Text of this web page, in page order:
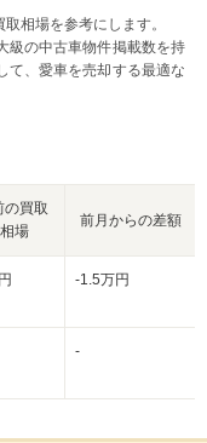
相場を参考にします。
級の中古車物件掲載数を持
て、愛車を売却する最適な
の買取
場
前月からの差額
-1.5万円
-